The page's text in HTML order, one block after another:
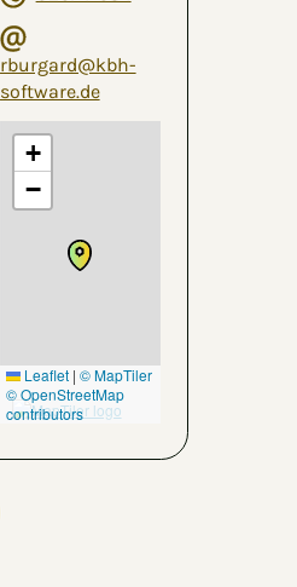
rburgard@kbh-
software.de
+
−
Leaflet | © MapTiler
© OpenStreetMap
contributors